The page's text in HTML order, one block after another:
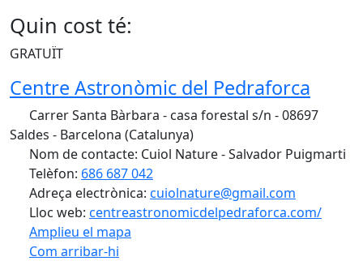
Quin cost té:
GRATUÏT
Centre Astronòmic del Pedraforca
Carrer Santa Bàrbara - casa forestal s/n - 08697
Saldes - Barcelona (Catalunya)
Nom de contacte: Cuiol Nature - Salvador Puigmarti
Telèfon: 686 687 042
Adreça electrònica: cuiolnature@gmail.com
Lloc web: centreastronomicdelpedraforca.com/
Amplieu el mapa
Com arribar-hi